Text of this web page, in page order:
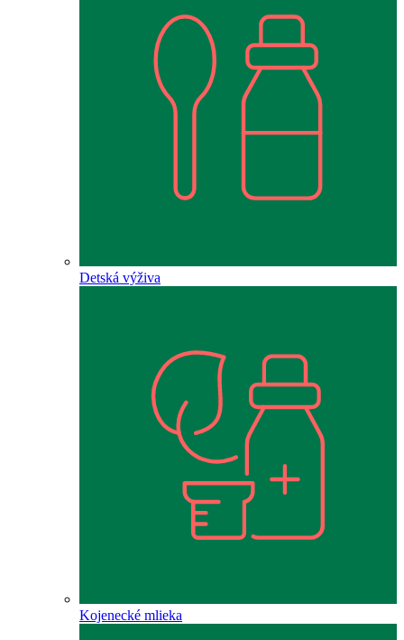
Detská výživa
Kojenecké mlieka